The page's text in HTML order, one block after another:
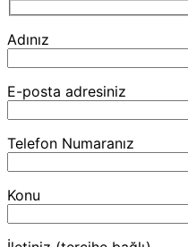
Adınız
E-posta adresiniz
Telefon Numaranız
Konu